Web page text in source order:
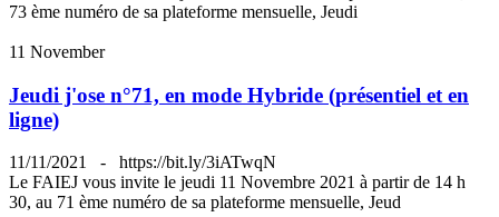
73 ème numéro de sa plateforme mensuelle, Jeudi
11 November
Jeudi j'ose n°71, en mode Hybride (présentiel et en
ligne)
11/11/2021 -
https://bit.ly/3iATwqN
Le FAIEJ vous invite le jeudi 11 Novembre 2021 à partir de 14 h
30, au 71 ème numéro de sa plateforme mensuelle, Jeud